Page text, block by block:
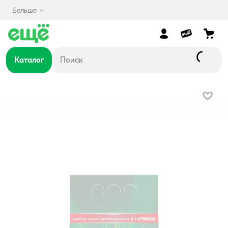
Больше
Каталог
В